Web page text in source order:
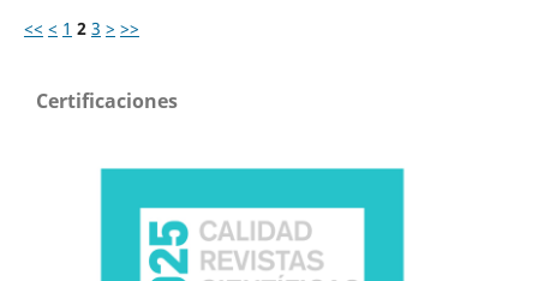
<< < 1 2 3 > >>
Certificaciones